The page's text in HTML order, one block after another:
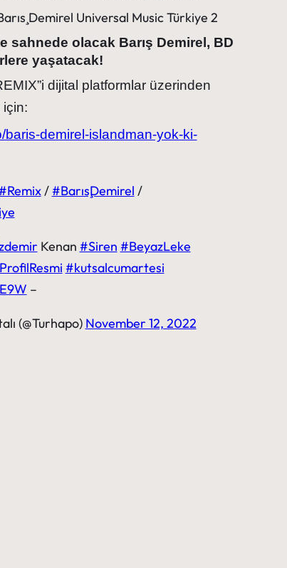
sahnede olacak Barış Demirel, BD
yaşatacak!
dijital platformlar üzerinden
için:
baris-demirel-islandman-yok-ki-
/#BarışDemirel /
Kenan #Siren #BeyazLeke
#kutsalcumartesi
–
(@Turhapo) November 12, 2022